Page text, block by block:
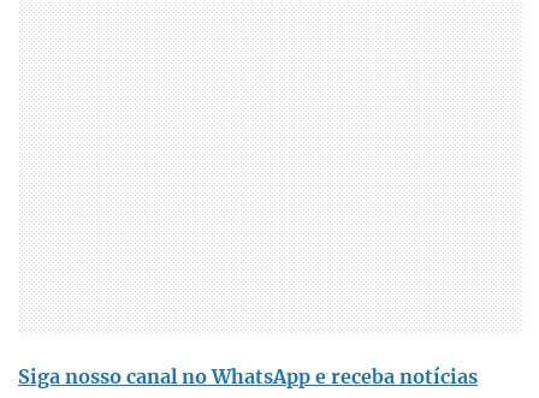
Siga nosso canal no WhatsApp e receba notícias